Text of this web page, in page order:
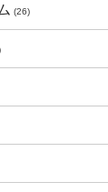
(26)